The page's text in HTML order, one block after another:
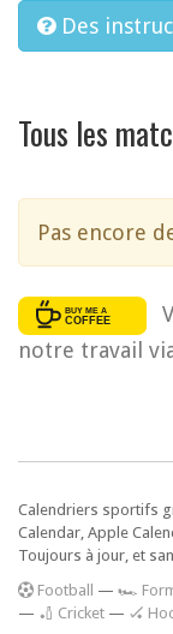
Des
Tous les
Pas encore
notre travail
Calendriers sportifs
Calendar, Apple
Toujours à jour, et
Football — 🏎️
— 🏏 Cricket — 🏑